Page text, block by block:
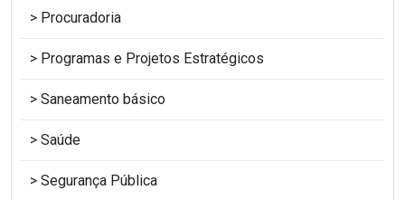
Procuradoria
Programas e Projetos Estratégicos
Saneamento básico
Saúde
Segurança Pública